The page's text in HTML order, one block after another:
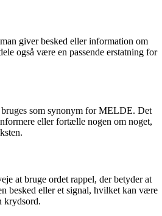
giver besked eller information om
også være en passende erstatning for
som synonym for MELDE. Det
eller fortælle nogen om noget,
at bruge ordet rappel, der betyder at
besked eller et signal, hvilket kan være
krydsord.